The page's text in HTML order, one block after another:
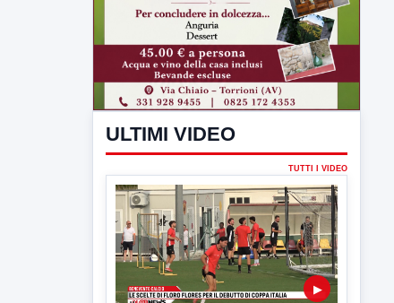
▶
7 AGOSTO 2026 SPORT BENEVENTO
Benevento Calcio: Le scelte di
Italia
Il Benevento è pronto al debutto di Coppa
Italia. Scelte...